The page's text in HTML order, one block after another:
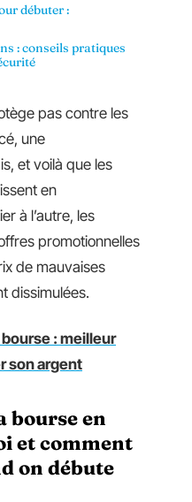
débuter :
: conseils pratiques
pas contre les
une
et voilà que les
en
à l’autre, les
promotionnelles
de mauvaises
dissimulées.
: meilleur
son argent
bourse en
et comment
on débute